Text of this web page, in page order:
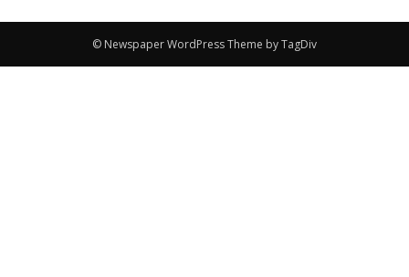
© Newspaper WordPress Theme by TagDiv